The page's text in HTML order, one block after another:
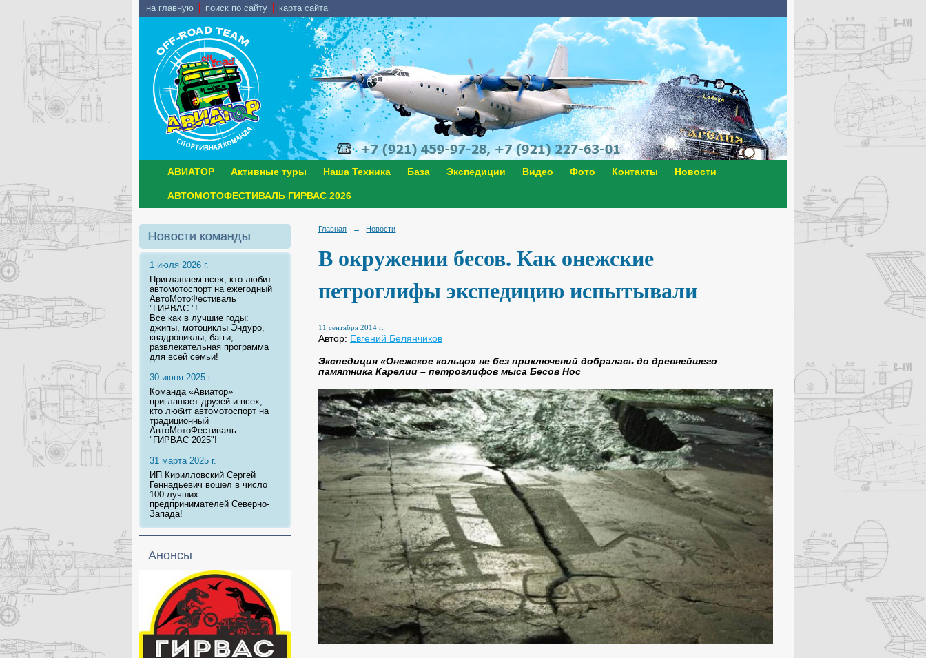
на главную поиск по сайту карта сайта
АВИАТОР Активные туры Наша Техника База Экспедиции Видео Фото Контакты Новости
АВТОМОТОФЕСТИВАЛЬ ГИРВАС 2026
Новости команды
1 июля 2026 г.
Приглашаем всех, кто любит
автомотоспорт на ежегодный
АвтоМотоФестиваль
"ГИРВАС "!
Все как в лучшие годы:
джипы, мотоциклы Эндуро,
квадроциклы, багги,
развлекательная программа
для всей семьи!
30 июня 2025 г.
Команда «Авиатор»
приглашает друзей и всех,
кто любит автомотоспорт на
традиционный
АвтоМотоФестиваль
"ГИРВАС 2025"!
31 марта 2025 г.
ИП Кирилловский Сергей
Геннадьевич вошел в число
100 лучших
предпринимателей Северно-
Запада!
Анонсы
Главная → Новости
В окружении бесов. Как онежские
петроглифы экспедицию испытывали
11 сентября 2014 г.
Автор: Евгений Белянчиков
Экспедиция «Онежское кольцо» не без приключений добралась до древнейшего
памятника Карелии – петроглифов мыса Бесов Нос